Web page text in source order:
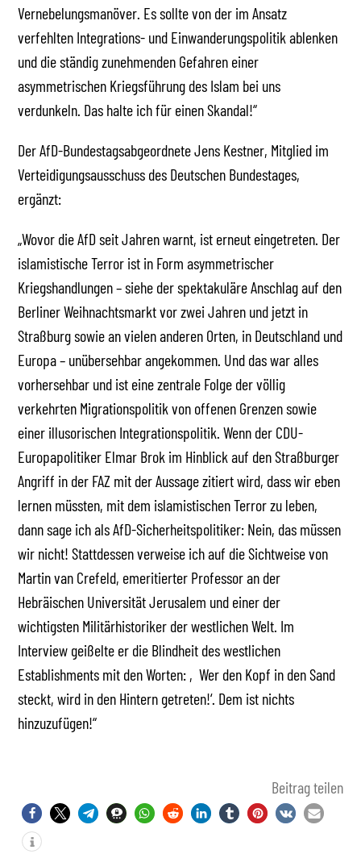
Vernebelungsmanöver. Es sollte von der im Ansatz
verfehlten Integrations- und Einwanderungspolitik ablenken
und die ständig zunehmenden Gefahren einer
asymmetrischen Kriegsführung des Islam bei uns
verdunkeln. Das halte ich für einen Skandal!“
Der AfD-Bundestagsabgeordnete Jens Kestner, Mitglied im
Verteidigungsausschuss des Deutschen Bundestages,
ergänzt:
„Wovor die AfD seit Jahren warnt, ist erneut eingetreten. Der
islamistische Terror ist in Form asymmetrischer
Kriegshandlungen – siehe der spektakuläre Anschlag auf den
Berliner Weihnachtsmarkt vor zwei Jahren und jetzt in
Straßburg sowie an vielen anderen Orten, in Deutschland und
Europa – unübersehbar angekommen. Und das war alles
vorhersehbar und ist eine zentrale Folge der völlig
verkehrten Migrationspolitik von offenen Grenzen sowie
einer illusorischen Integrationspolitik. Wenn der CDU-
Europapolitiker Elmar Brok im Hinblick auf den Straßburger
Angriff in der FAZ mit der Aussage zitiert wird, dass wir eben
lernen müssten, mit dem islamistischen Terror zu leben,
dann sage ich als AfD-Sicherheitspolitiker: Nein, das müssen
wir nicht! Stattdessen verweise ich auf die Sichtweise von
Martin van Crefeld, emeritierter Professor an der
Hebräischen Universität Jerusalem und einer der
wichtigsten Militärhistoriker der westlichen Welt. Im
Interview geißelte er die Blindheit des westlichen
Establishments mit den Worten: ‚Wer den Kopf in den Sand
steckt, wird in den Hintern getreten!‘. Dem ist nichts
hinzuzufügen!“
Beitrag teilen